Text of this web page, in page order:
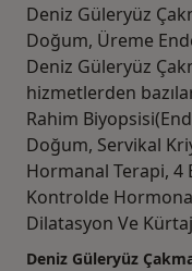
Deniz Güleryüz
Doğum, Üreme
Deniz Güleryüz
hizmetlerden
Rahim
Doğum, Servikal
Hormanal Terapi,
Kontrolde
Dilatasyon Ve
Deniz Güleryüz